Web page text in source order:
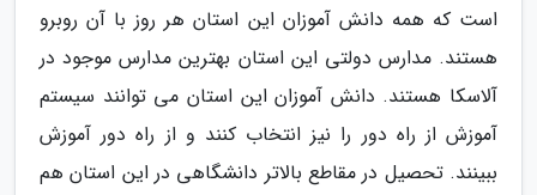
است که همه دانش آموزان این استان هر روز با آن روبرو
هستند. مدارس دولتی این استان بهترین مدارس موجود در
آلاسکا هستند. دانش آموزان این استان می توانند سیستم
آموزش از راه دور را نیز انتخاب کنند و از راه دور آموزش
ببینند. تحصیل در مقاطع بالاتر دانشگاهی در این استان هم